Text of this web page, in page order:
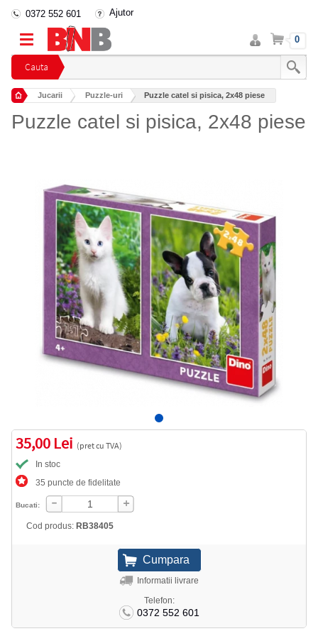
Cauta
0372 552 601 Ajutor
Intra
in
cont
Cos 0
Jucarii Puzzle-uri Puzzle catel si pisica, 2x48 piese
Puzzle catel si pisica, 2x48 piese
35,00 Lei (pret cu TVA)
In stoc
35 puncte de fidelitate
Bucati:
Cod produs: RB38405
Informatii livrare
Telefon:
0372 552 601